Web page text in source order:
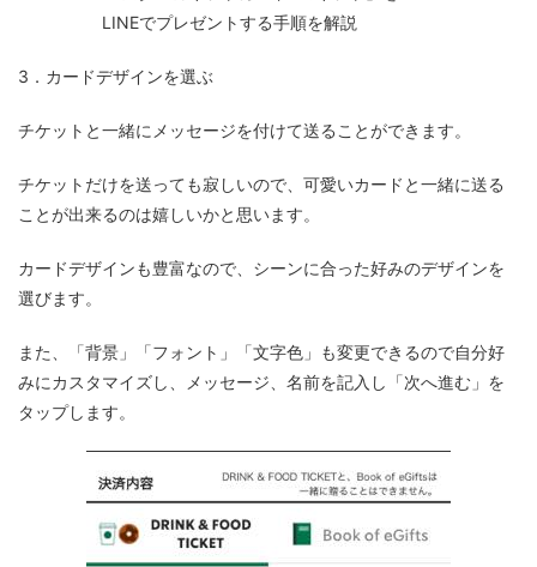
3．カードデザインを選ぶ
チケットと一緒にメッセージを付けて送ることができます。
チケットだけを送っても寂しいので、可愛いカードと一緒に送る
ことが出来るのは嬉しいかと思います。
カードデザインも豊富なので、シーンに合った好みのデザインを
選びます。
また、「背景」「フォント」「文字色」も変更できるので自分好
みにカスタマイズし、メッセージ、名前を記入し「次へ進む」を
タップします。